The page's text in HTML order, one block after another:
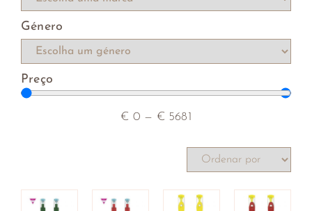
Compotas e cremes de barrar
Farinhas, leveduras e sêmolas
Hambúrgueres vegetarianos
Iogurtes e sobremesas vegetais
Macrobiótica
Mercearia
Molhos, óleos, vinagres e condimentos
Sementes, frutos secos e desidratados
Género
Preço
€ 0 — € 5681